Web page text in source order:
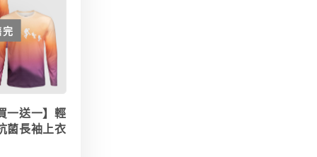
完
一送一】輕
菌長袖上衣